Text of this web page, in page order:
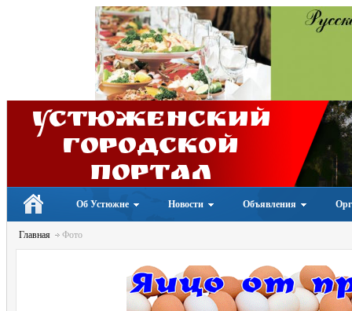
Устюженский
Городской
портал
Об Устюжне Новости Объявления
Главная Фото